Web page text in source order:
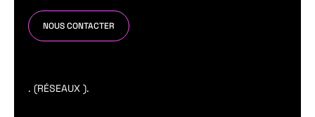
NOUS CONTACTER
. (RÉSEAUX ).